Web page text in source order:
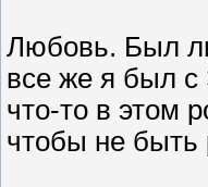
Любовь. Был
все же я был с
что-то в этом
чтобы не